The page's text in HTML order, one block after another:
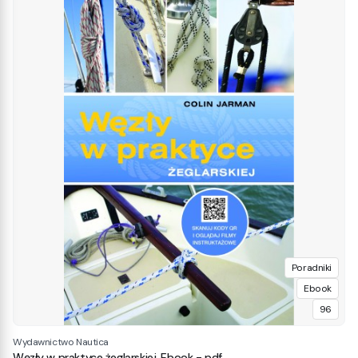
Poradniki
Ebook
96
Wydawnictwo Nautica